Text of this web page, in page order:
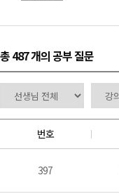
총 487 개의 공부 질문
번호
397